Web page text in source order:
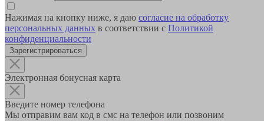
Нажимая на кнопку ниже, я даю согласие на обработку
персональных данных в соответствии с Политикой
конфиденциальности
Зарегистрироваться
Электронная бонусная карта
Введите номер телефона
Мы отправим вам код в смс на телефон или позвоним